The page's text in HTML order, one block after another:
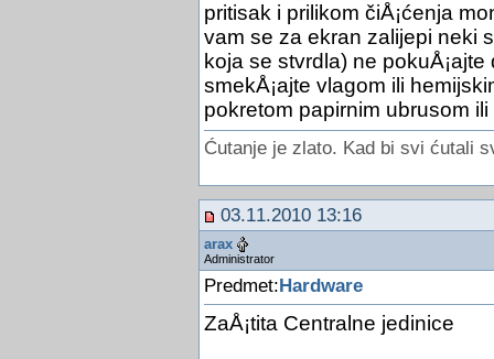
pritisak i prilikom čiÅ¡ćenja
vam se za ekran zalijepi neki
koja se stvrdla) ne
smekÅ¡ajte vlagom ili
pokretom papirnim ubrusom
Ćutanje je zlato. Kad bi svi ćutali
03.11.2010 13:16
arax
Administrator
Predmet: Hardware
ZaÅ¡tita Centralne jedinice